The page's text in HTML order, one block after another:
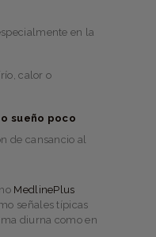
en la
calor o
sueño poco
de cansancio al
MedlinePlus
señales típicas
diurna como en